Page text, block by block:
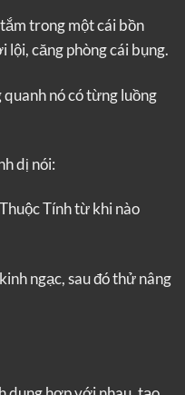
trong một cái bồn
căng phòng cái bụng.
nó có từng luồng
dị nói:
Tính từ khi nào
ngạc, sau đó thử nâng